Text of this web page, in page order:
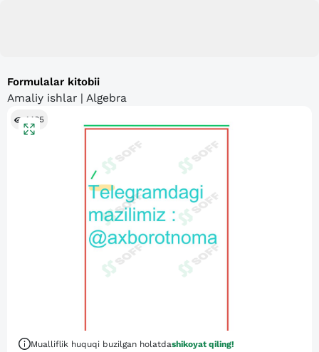
Formulalar kitobii
Amaliy ishlar | Algebra
1485
Mualliflik huquqi buzilgan holatdashikoyat qiling!